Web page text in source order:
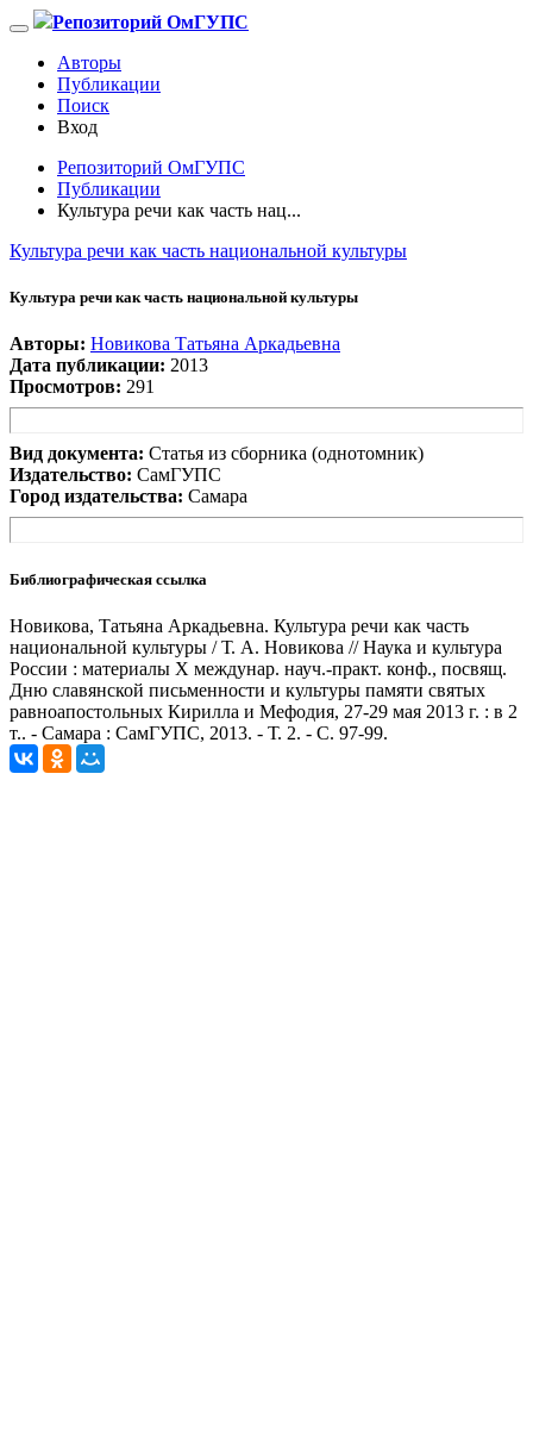
Репозиторий ОмГУПС
Авторы
Публикации
Поиск
Вход
Репозиторий ОмГУПС
Публикации
Культура речи как часть нац...
Культура речи как часть национальной культуры
Культура речи как часть национальной культуры
Авторы: Новикова Татьяна Аркадьевна
Дата публикации: 2013
Просмотров: 291
Вид документа: Статья из сборника (однотомник)
Издательство: СамГУПС
Город издательства: Самара
Библиографическая ссылка
Новикова, Татьяна Аркадьевна. Культура речи как часть
национальной культуры / Т. А. Новикова // Наука и культура
России : материалы Х междунар. науч.-практ. конф., посвящ.
Дню славянской письменности и культуры памяти святых
равноапостольных Кирилла и Мефодия, 27-29 мая 2013 г. : в 2
т.. - Самара : СамГУПС, 2013. - Т. 2. - С. 97-99.